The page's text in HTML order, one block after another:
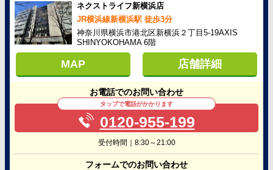
ネクストライフ新横浜店
JR横浜線新横浜駅 徒歩3分
神奈川県横浜市港北区新横浜２丁目5-19AXIS
SHINYOKOHAMA 6階
MAP 店舗詳細
お電話でのお問い合わせ
タップで電話がかかります
0120-955-199
受付時間｜8:30～21:00
フォームでのお問い合わせ